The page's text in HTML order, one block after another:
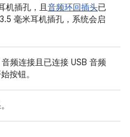
机插孔，且 音频环回插头已
毫米耳机插孔，系统会启
频连接且已连接 USB 音频
按钮。